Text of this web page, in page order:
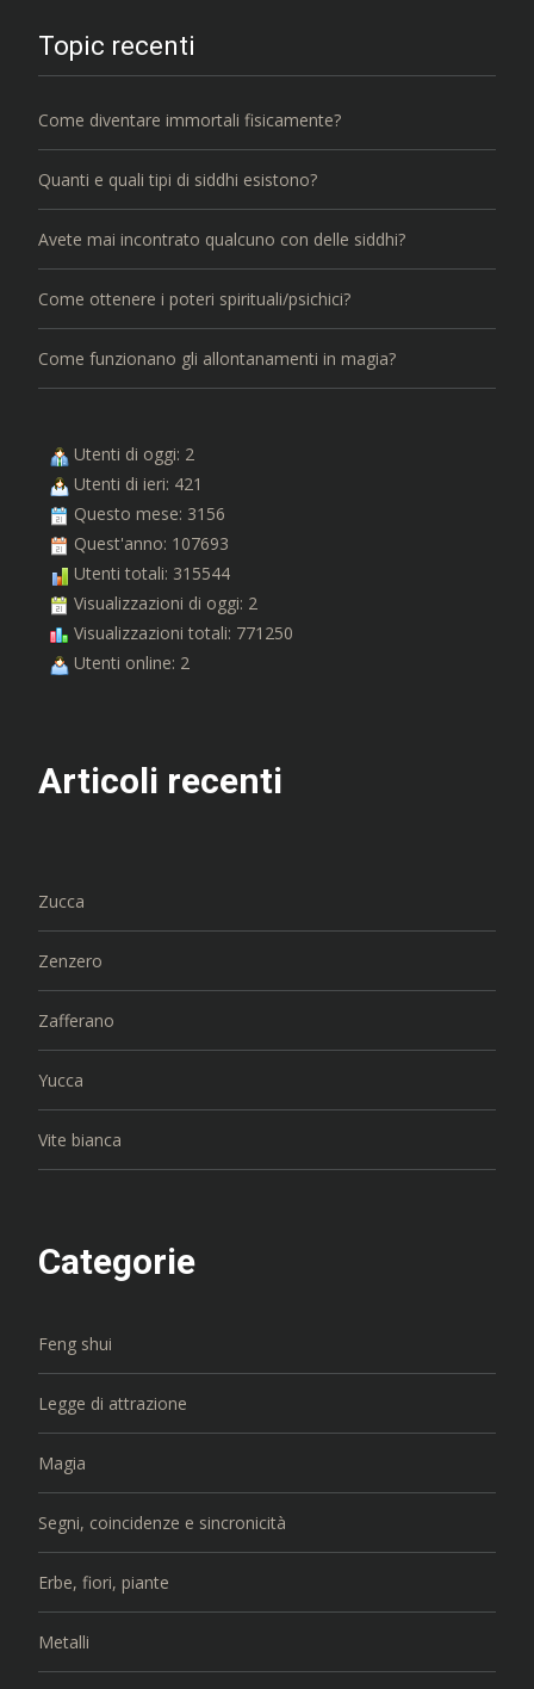
Topic recenti
Come diventare immortali fisicamente?
Quanti e quali tipi di siddhi esistono?
Avete mai incontrato qualcuno con delle siddhi?
Come ottenere i poteri spirituali/psichici?
Come funzionano gli allontanamenti in magia?
Utenti di oggi: 2
Utenti di ieri: 421
Questo mese: 3156
Quest'anno: 107693
Utenti totali: 315544
Visualizzazioni di oggi: 2
Visualizzazioni totali: 771250
Utenti online: 2
Articoli recenti
Zucca
Zenzero
Zafferano
Yucca
Vite bianca
Categorie
Feng shui
Legge di attrazione
Magia
Segni, coincidenze e sincronicità
Erbe, fiori, piante
Metalli